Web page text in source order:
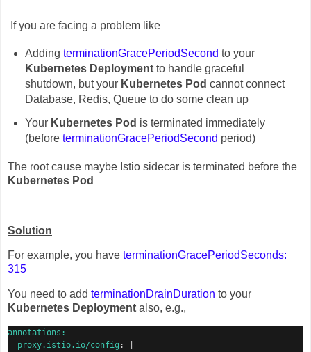
If you are facing a problem like
Adding terminationGracePeriodSecond to your
Kubernetes Deploymentto handle graceful
shutdown, but your Kubernetes Pod cannot connect
Database, Redis, Queue to do some clean up
Your Kubernetes Pod is terminated immediately
(before terminationGracePeriodSecond period)
The root cause maybe Istio sidecar is terminated before the
Kubernetes Pod
Solution
For example, you have terminationGracePeriodSeconds:
315
You need to add terminationDrainDuration to your
Kubernetes Deployment also, e.g.,
annotations:
  proxy.istio.io/config
: |